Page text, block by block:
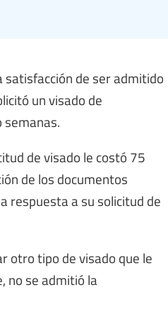
satisfacción de ser admitido
un visado de
semanas.
de visado le costó 75
de los documentos
respuesta a su solicitud de
otro tipo de visado que le
no se admitió la